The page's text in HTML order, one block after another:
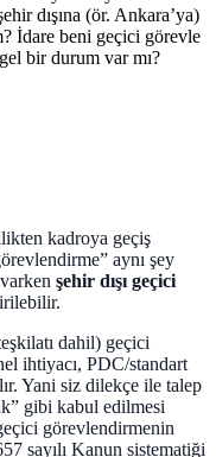
dışına (ör. Ankara’ya)
İdare beni geçici görevle
bir durum var mı?
kadroya geçiş
aynı şey
şehir dışı geçici
dahil) geçici
ihtiyacı, PDC/standart
Yani siz dilekçe ile talep
gibi kabul edilmesi
görevlendirmenin
sayılı Kanun sistematiği